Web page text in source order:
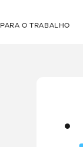
PARA O TRABALHO